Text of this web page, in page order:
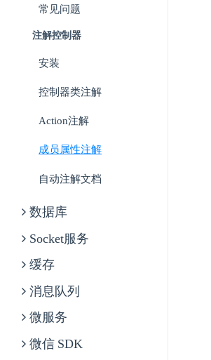
常见问题
注解控制器
安装
控制器类注解
Action注解
成员属性注解
自动注解文档
数据库
Socket服务
缓存
消息队列
微服务
微信 SDK